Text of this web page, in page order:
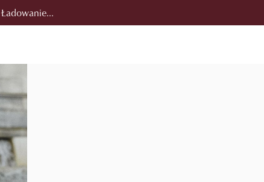
Ładowanie...